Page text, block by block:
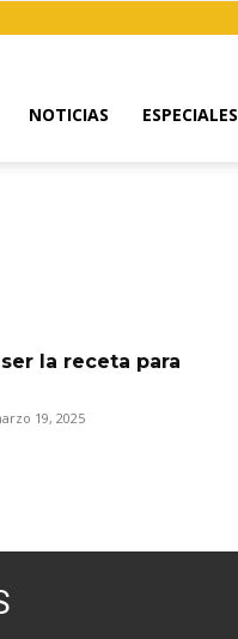
NOTICIAS ESPECIALES
la receta para
19, 2025